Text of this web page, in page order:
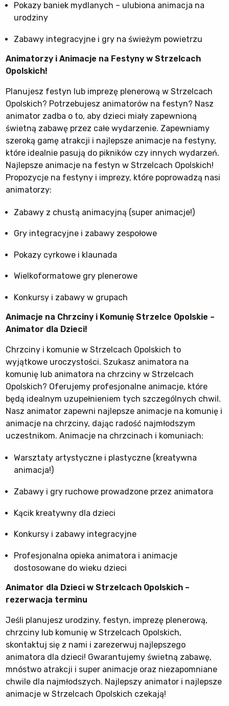
Pokazy baniek mydlanych – ulubiona animacja na
urodziny
Zabawy integracyjne i gry na świeżym powietrzu
Animatorzy i Animacje na Festyny w Strzelcach
Opolskich!
Planujesz festyn lub imprezę plenerową w Strzelcach
Opolskich? Potrzebujesz animatorów na festyn? Nasz
animator zadba o to, aby dzieci miały zapewnioną
świetną zabawę przez całe wydarzenie. Zapewniamy
szeroką gamę atrakcji i najlepsze animacje na festyny,
które idealnie pasują do pikników czy innych wydarzeń.
Najlepsze animacje na festyn w Strzelcach Opolskich!
Propozycje na festyny i imprezy, które poprowadzą nasi
animatorzy:
Zabawy z chustą animacyjną (super animacje!)
Gry integracyjne i zabawy zespołowe
Pokazy cyrkowe i klaunada
Wielkoformatowe gry plenerowe
Konkursy i zabawy w grupach
Animacje na Chrzciny i Komunię Strzelce Opolskie –
Animator dla Dzieci!
Chrzciny i komunie w Strzelcach Opolskich to
wyjątkowe uroczystości. Szukasz animatora na
komunię lub animatora na chrzciny w Strzelcach
Opolskich? Oferujemy profesjonalne animacje, które
będą idealnym uzupełnieniem tych szczególnych chwil.
Nasz animator zapewni najlepsze animacje na komunię i
animacje na chrzciny, dając radość najmłodszym
uczestnikom. Animacje na chrzcinach i komuniach:
Warsztaty artystyczne i plastyczne (kreatywna
animacja!)
Zabawy i gry ruchowe prowadzone przez animatora
Kącik kreatywny dla dzieci
Konkursy i zabawy integracyjne
Profesjonalna opieka animatora i animacje
dostosowane do wieku dzieci
Animator dla Dzieci w Strzelcach Opolskich –
rezerwacja terminu
Jeśli planujesz urodziny, festyn, imprezę plenerową,
chrzciny lub komunię w Strzelcach Opolskich,
skontaktuj się z nami i zarezerwuj najlepszego
animatora dla dzieci! Gwarantujemy świetną zabawę,
mnóstwo atrakcji i super animacje oraz niezapomniane
chwile dla najmłodszych. Najlepszy animator i najlepsze
animacje w Strzelcach Opolskich czekają!